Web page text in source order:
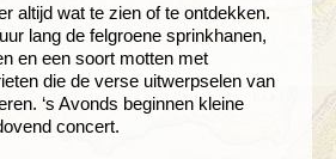
altijd wat te zien of te ontdekken.
lang de felgroene sprinkhanen,
en een soort motten met
die de verse uitwerpselen van
‘s Avonds beginnen kleine
concert.